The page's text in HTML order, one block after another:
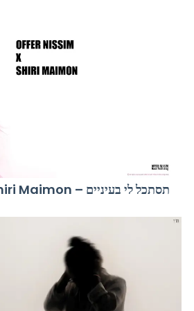
Offer Nissim X Shiri Maimon – תסתכל לי בעיניים